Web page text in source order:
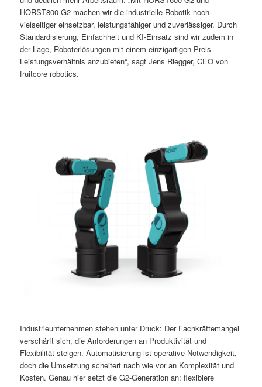
HORST800 G2 machen wir die industrielle Robotik noch
vielseitiger einsetzbar, leistungsfähiger und zuverlässiger. Durch
Standardisierung, Einfachheit und KI-Einsatz sind wir zudem in
der Lage, Roboterlösungen mit einem einzigartigen Preis-
Leistungsverhältnis anzubieten“, sagt Jens Riegger, CEO von
fruitcore robotics.
Industrieunternehmen stehen unter Druck: Der Fachkräftemangel
verschärft sich, die Anforderungen an Produktivität und
Flexibilität steigen. Automatisierung ist operative Notwendigkeit,
doch die Umsetzung scheitert nach wie vor an Komplexität und
Kosten. Genau hier setzt die G2-Generation an: flexiblere